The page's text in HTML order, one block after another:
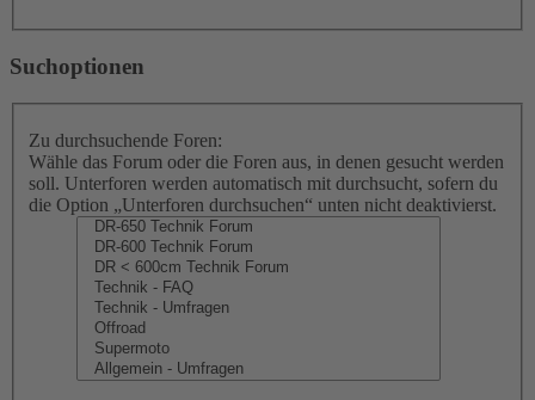
Suchoptionen
Zu durchsuchende Foren:
Wähle das Forum oder die Foren aus, in denen gesucht werden
soll. Unterforen werden automatisch mit durchsucht, sofern du
die Option „Unterforen durchsuchen“ unten nicht deaktivierst.